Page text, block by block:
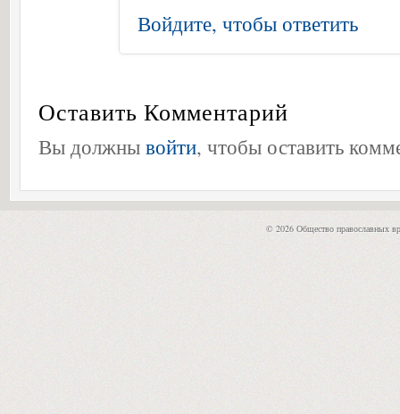
Войдите, чтобы ответить
Оставить Комментарий
Вы должны войти, чтобы оставить
© 2026 Общество православных